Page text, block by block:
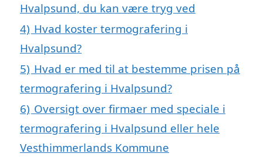
Hvalpsund, du kan være tryg ved
4) Hvad koster termografering i
Hvalpsund?
5) Hvad er med til at bestemme prisen på
termografering i Hvalpsund?
6) Oversigt over firmaer med speciale i
termografering i Hvalpsund eller hele
Vesthimmerlands Kommune